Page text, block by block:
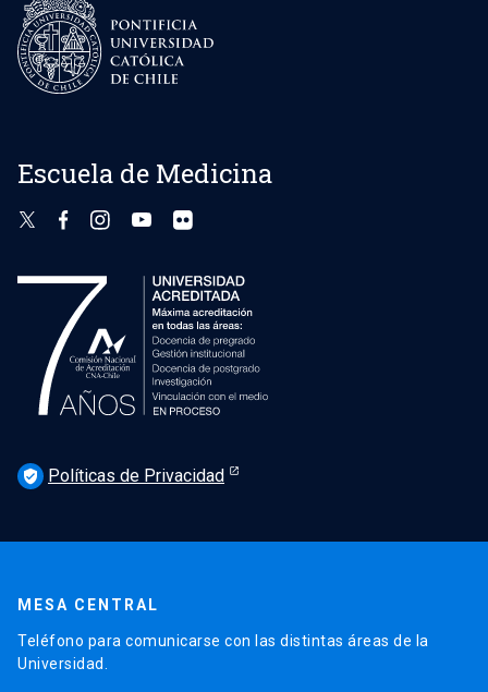
Escuela de Medicina
verified_user Políticas de Privacidad
MESA CENTRAL
Teléfono para comunicarse con las distintas áreas de la
Universidad.